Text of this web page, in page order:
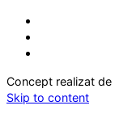
Concept realizat de
Skip to content